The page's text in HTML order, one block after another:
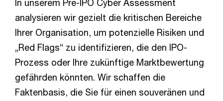
In unserem Pre-IPO Cyber Assessment
analysieren wir gezielt die kritischen Bereiche
Ihrer Organisation, um potenzielle Risiken und
„Red Flags“ zu identifizieren, die den IPO-
Prozess oder Ihre zukünftige Marktbewertung
gefährden könnten. Wir schaffen die
Faktenbasis, die Sie für einen souveränen und